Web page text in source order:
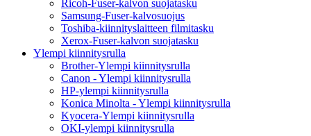
Ricoh-Fuser-kalvon suojatasku
Samsung-Fuser-kalvosuojus
Toshiba-kiinnityslaitteen filmitasku
Xerox-Fuser-kalvon suojatasku
Ylempi kiinnitysrulla
Brother-Ylempi kiinnitysrulla
Canon - Ylempi kiinnitysrulla
HP-ylempi kiinnitysrulla
Konica Minolta - Ylempi kiinnitysrulla
Kyocera-Ylempi kiinnitysrulla
OKI-ylempi kiinnitysrulla